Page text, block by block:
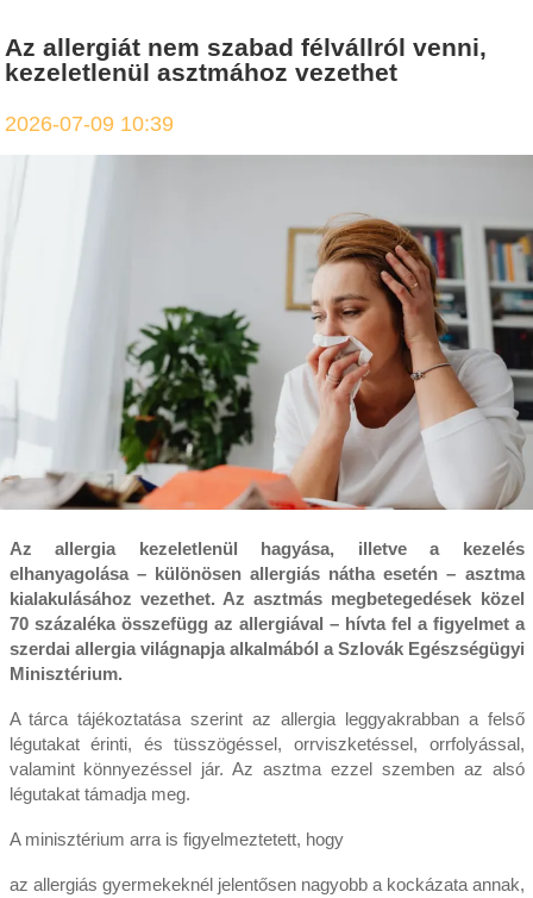
Az allergiát nem szabad félvállról venni,
kezeletlenül asztmához vezethet
2026-07-09 10:39
Az allergia kezeletlenül hagyása, illetve a kezelés
elhanyagolása – különösen allergiás nátha esetén – asztma
kialakulásához vezethet. Az asztmás megbetegedések közel
70 százaléka összefügg az allergiával – hívta fel a figyelmet a
szerdai allergia világnapja alkalmából a Szlovák Egészségügyi
Minisztérium.
A tárca tájékoztatása szerint az allergia leggyakrabban a felső
légutakat érinti, és tüsszögéssel, orrviszketéssel, orrfolyással,
valamint könnyezéssel jár. Az asztma ezzel szemben az alsó
légutakat támadja meg.
A minisztérium arra is figyelmeztetett, hogy
az allergiás gyermekeknél jelentősen nagyobb a kockázata annak,